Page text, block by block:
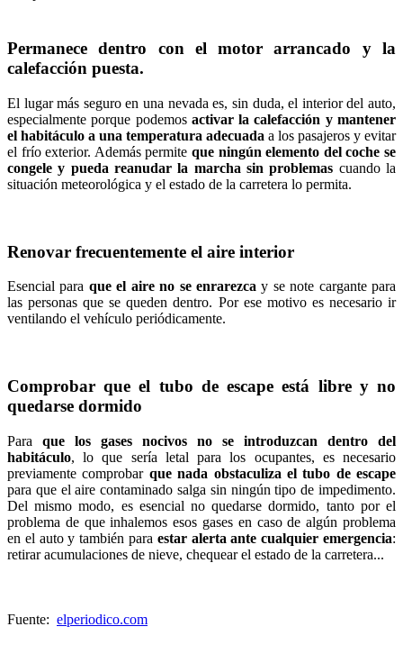
Permanece dentro con el motor arrancado y la
calefacción puesta.
El lugar más seguro en una nevada es, sin duda, el interior del auto,
especialmente porque podemos activar la calefacción y mantener
el habitáculo a una temperatura adecuada a los pasajeros y evitar
el frío exterior. Además permite que ningún elemento del coche se
congele y pueda reanudar la marcha sin problemas cuando la
situación meteorológica y el estado de la carretera lo permita.
Renovar frecuentemente el aire interior
Esencial para que el aire no se enrarezca y se note cargante para
las personas que se queden dentro. Por ese motivo es necesario ir
ventilando el vehículo periódicamente.
Comprobar que el tubo de escape está libre y no
quedarse dormido
Para que los gases nocivos no se introduzcan dentro del
habitáculo, lo que sería letal para los ocupantes, es necesario
previamente comprobar que nada obstaculiza el tubo de escape
para que el aire contaminado salga sin ningún tipo de impedimento.
Del mismo modo, es esencial no quedarse dormido, tanto por el
problema de que inhalemos esos gases en caso de algún problema
en el auto y también para estar alerta ante cualquier emergencia:
retirar acumulaciones de nieve, chequear el estado de la carretera...
Fuente: elperiodico.com